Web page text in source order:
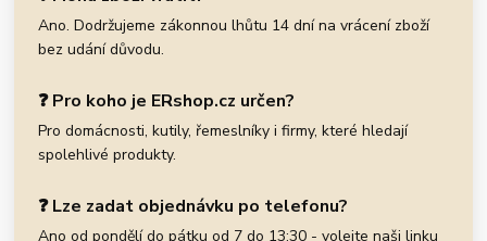
Ano. Dodržujeme zákonnou lhůtu 14 dní na vrácení zboží
bez udání důvodu.
❓ Pro koho je ERshop.cz určen?
Pro domácnosti, kutily, řemeslníky i firmy, které hledají
spolehlivé produkty.
❓ Lze zadat objednávku po telefonu?
Ano od pondělí do pátku od 7 do 13:30 - volejte naši linku